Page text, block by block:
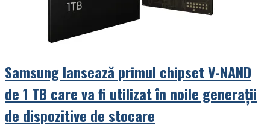
Samsung lansează primul chipset V-NAND
de 1 TB care va fi utilizat în noile generații
de dispozitive de stocare